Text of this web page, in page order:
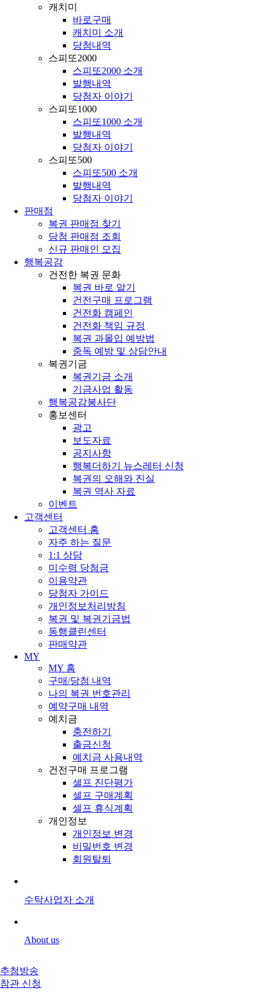
캐치미
바로구매
캐치미 소개
당첨내역
스피또2000
스피또2000 소개
발행내역
당첨자 이야기
스피또1000
스피또1000 소개
발행내역
당첨자 이야기
스피또500
스피또500 소개
발행내역
당첨자 이야기
판매점
복권 판매점 찾기
당첨 판매점 조회
신규 판매인 모집
행복공감
건전한 복권 문화
복권 바로 알기
건전구매 프로그램
건전화 캠페인
건전화 책임 규정
복권 과몰입 예방법
중독 예방 및 상담안내
복권기금
복권기금 소개
기금사업 활동
행복공감봉사단
홍보센터
광고
보도자료
공지사항
행복더하기 뉴스레터 신청
복권의 오해와 진실
복권 역사 자료
이벤트
고객센터
고객센터 홈
자주 하는 질문
1:1 상담
미수령 당첨금
이용약관
당첨자 가이드
개인정보처리방침
복권 및 복권기금법
동행클린센터
판매약관
MY
MY 홈
구매/당첨 내역
나의 복권 번호관리
예약구매 내역
예치금
충전하기
출금신청
예치금 사용내역
건전구매 프로그램
셀프 진단평가
셀프 구매계획
셀프 휴식계획
개인정보
개인정보 변경
비밀번호 변경
회원탈퇴
수탁사업자 소개
About us
추첨방송
참관 신청